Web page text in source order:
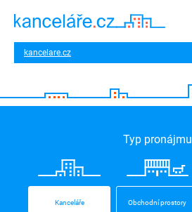
kancelare.cz
Typ pronájmu
Kanceláře Obchodní prostory